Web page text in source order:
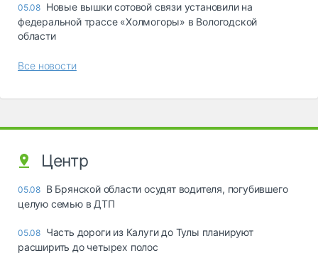
05.08 Новые вышки сотовой связи установили на
федеральной трассе «Холмогоры» в Вологодской
области
Все новости
Центр
05.08 В Брянской области осудят водителя, погубившего
целую семью в ДТП
05.08 Часть дороги из Калуги до Тулы планируют
расширить до четырех полос